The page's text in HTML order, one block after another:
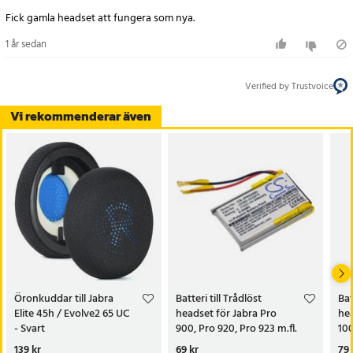
- Teknologi: Li-Polymer
- Spänning: 3.7V
Vi rekommenderar även
Öronkuddar till Jabra
Elite 45h / Evolve2 65 UC
- Svart
Batteri till Trådlöst
headset för Jabra Pro
900, Pro 920, Pro 923 m.fl.
Fick gamla headset att fungera som nya.
1 år sedan
Verified by Trustvoice